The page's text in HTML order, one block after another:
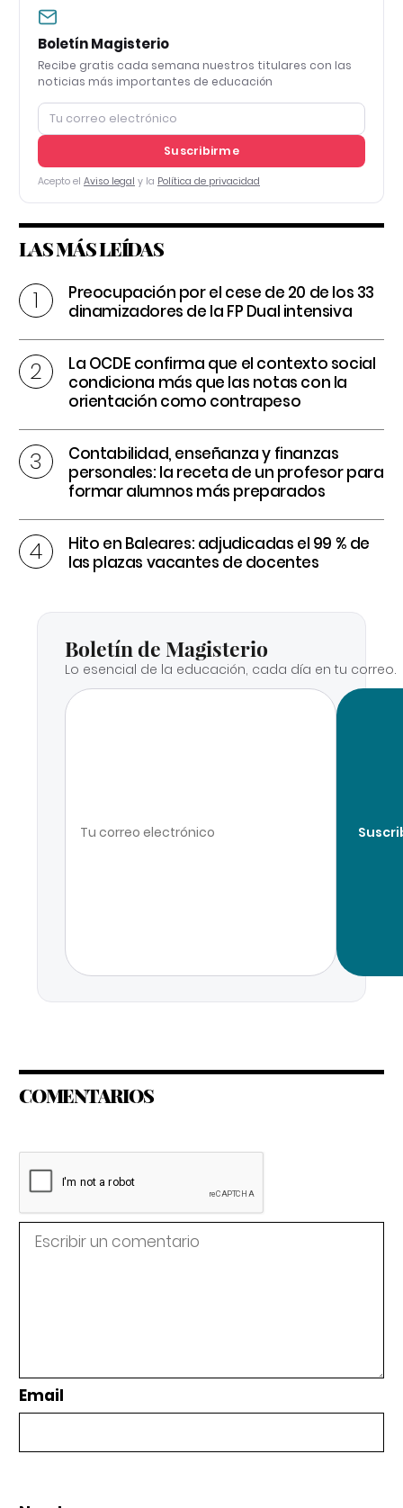
Boletín Magisterio
Recibe gratis cada semana nuestros titulares con las
noticias más importantes de educación
Suscribirme
Acepto el Aviso legal y la Política de privacidad
LAS MÁS LEÍDAS
Preocupación por el cese de 20 de los 33
dinamizadores de la FP Dual intensiva
La OCDE confirma que el contexto social
condiciona más que las notas con la
orientación como contrapeso
Contabilidad, enseñanza y finanzas
personales: la receta de un profesor para
formar alumnos más preparados
Hito en Baleares: adjudicadas el 99 % de
las plazas vacantes de docentes
Boletín de Magisterio
Lo esencial de la educación, cada día en tu correo.
COMENTARIOS
Email